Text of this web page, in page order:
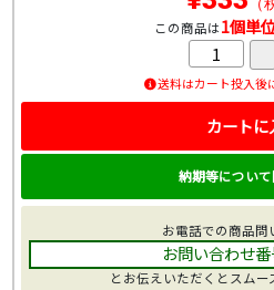
この商品は1個単
送料はカート投入後
カートに
納期等につい
お電話での商品問
お問い合わせ
とお伝えいただくとスム